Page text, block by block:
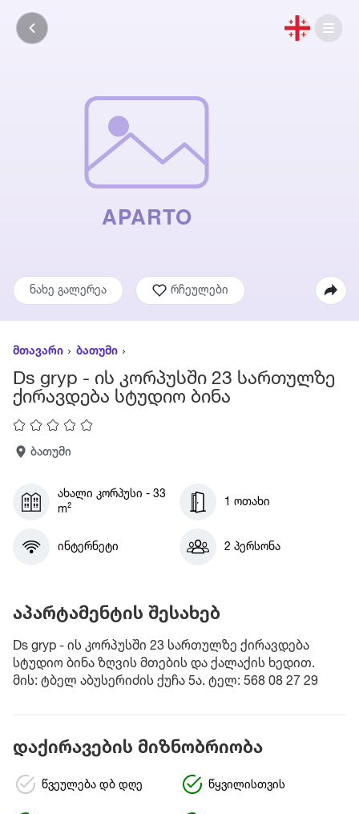
ნახე გალერეა რჩეულები
მთავარი ბათუმი
Ds gryp - ის კორპუსში 23 სართულზე
ქირავდება სტუდიო ბინა
ბათუმი
ახალი კორპუსი - 33
m²
1 ოთახი
ინტერნეტი 2 პერსონა
აპარტამენტის შესახებ
Ds gryp - ის კორპუსში 23 სართულზე ქირავდება
სტუდიო ბინა ზღვის მთების და ქალაქის ხედით.
მის: ტბელ აბუსერიძის ქუჩა 5ა. ტელ: 568 08 27 29
დაქირავების მიზნობრიობა
წვეულება დბ დღე წყვილისთვის